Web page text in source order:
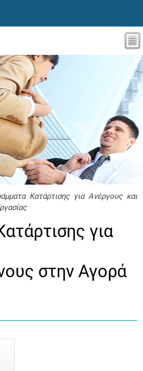
Κατάρτισης για Ανέργους και
για
στην Αγορά